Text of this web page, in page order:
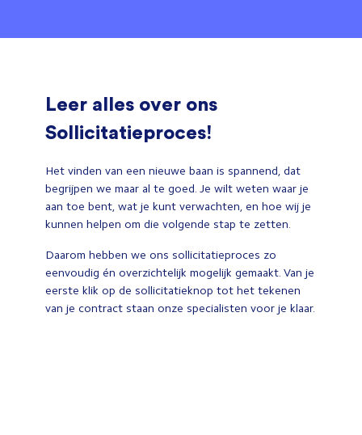
Leer alles over ons
Sollicitatieproces!
Het vinden van een nieuwe baan is spannend, dat
begrijpen we maar al te goed. Je wilt weten waar je
aan toe bent, wat je kunt verwachten, en hoe wij je
kunnen helpen om die volgende stap te zetten.
Daarom hebben we ons sollicitatieproces zo
eenvoudig én overzichtelijk mogelijk gemaakt. Van je
eerste klik op de sollicitatieknop tot het tekenen
van je contract staan onze specialisten voor je klaar.